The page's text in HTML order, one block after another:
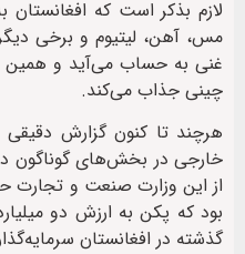
لازم بذکر است که
مس، آهن، لیتیوم و برخی
غنی به حساب می‌آید و همین
چینی جذاب می‌کند.
هرچند تا کنون گزارش
خارجی در بخش‌های گوناگون
از این وزارت صنعت و تجارت
بود که پکن به ارزش دو
گذشته در افغانستان